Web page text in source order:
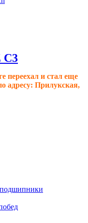
переехал и стал еще
адресу: Прилукская,
подшипники
C3